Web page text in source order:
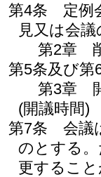
第4条
定例
見又は会
第2章
第5条及び第
第3章
(開議時間)
第7条
会議
のとする。
更するこ